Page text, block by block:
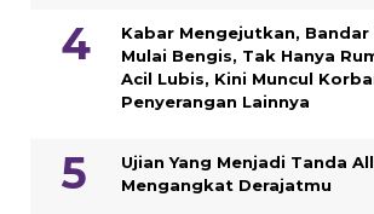
Kabar Mengejutkan, Bandar
Mulai Bengis, Tak Hanya
Acil Lubis, Kini Muncul
Penyerangan Lainnya
Ujian Yang Menjadi Tanda
Mengangkat Derajatmu